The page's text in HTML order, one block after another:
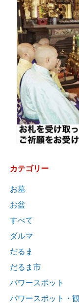
カテゴリー
お墓
お盆
すべて
ダルマ
だるま
だるま市
パワースポット
パワースポット・